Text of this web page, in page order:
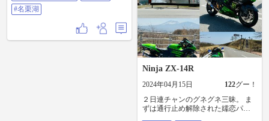
Ninja ZX-14R
2024年04月15日 122グー！
２日連チャンのグネグネ三昧。 ま
ずは通行止め解除された嬬恋パノ
#名栗湖